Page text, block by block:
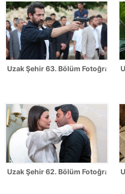
Uzak Şehir 63. Bölüm Fotoğrafları
Uzak Şehir 62. Bölüm Fotoğrafları